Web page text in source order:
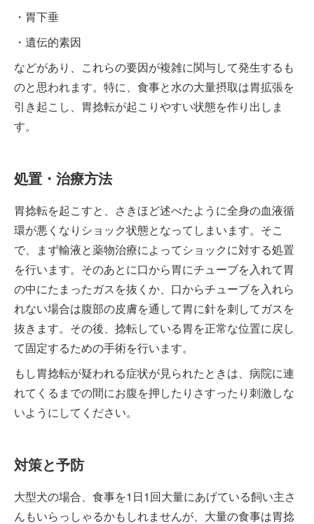
・胃下垂
・遺伝的素因
などがあり、これらの要因が複雑に関与して発生するも
のと思われます。特に、食事と水の大量摂取は胃拡張を
引き起こし、胃捻転が起こりやすい状態を作り出しま
す。
処置・治療方法
胃捻転を起こすと、さきほど述べたように全身の血液循
環が悪くなりショック状態となってしまいます。そこ
で、まず輸液と薬物治療によってショックに対する処置
を行います。そのあとに口から胃にチューブを入れて胃
の中にたまったガスを抜くか、口からチューブを入れら
れない場合は腹部の皮膚を通して胃に針を刺してガスを
抜きます。その後、捻転している胃を正常な位置に戻し
て固定するための手術を行います。
もし胃捻転が疑われる症状が見られたときは、病院に連
れてくるまでの間にお腹を押したりさすったり刺激しな
いようにしてください。
対策と予防
大型犬の場合、食事を1日1回大量にあげている飼い主さ
んもいらっしゃるかもしれませんが、大量の食事は胃捻